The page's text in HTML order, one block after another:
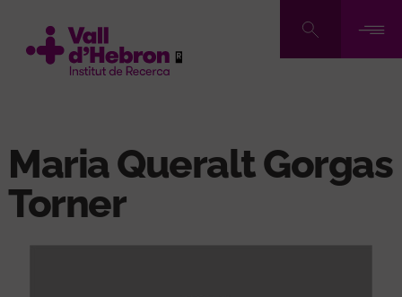
contenido
Maria Queralt Gorgas
Torner